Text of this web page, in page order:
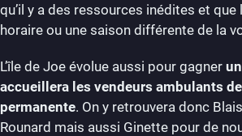
qu’il y a des ressources inédites et que
horaire ou une saison différente de la
L’île de Joe évolue aussi pour gagner
accueillera les vendeurs ambulants
permanente. On y retrouvera donc
Rounard mais aussi Ginette pour de